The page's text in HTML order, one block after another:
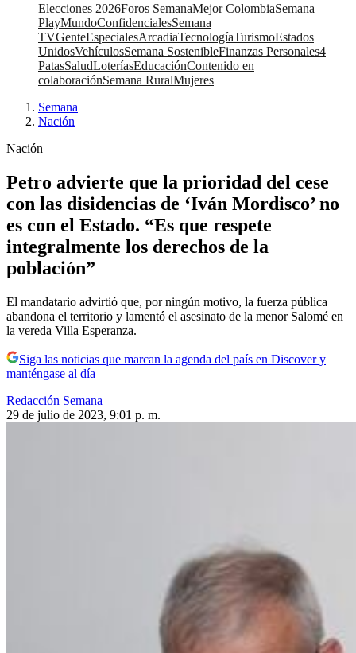
Elecciones 2026Foros SemanaMejor ColombiaSemana
PlayMundoConfidencialesSemana
TVGenteEspecialesArcadiaTecnologíaTurismoEstados
UnidosVehículosSemana SostenibleFinanzas Personales4
PatasSaludLoteríasEducaciónContenido en
colaboraciónSemana RuralMujeres
Semana|
Nación
Nación
Petro advierte que la prioridad del cese
con las disidencias de ‘Iván Mordisco’ no
es con el Estado. “Es que respete
integralmente los derechos de la
población”
El mandatario advirtió que, por ningún motivo, la fuerza pública
abandona el territorio y lamentó el asesinato de la menor Salomé en
la vereda Villa Esperanza.
Siga las noticias que marcan la agenda del país en Discover y
manténgase al día
Redacción Semana
29 de julio de 2023, 9:01 p. m.